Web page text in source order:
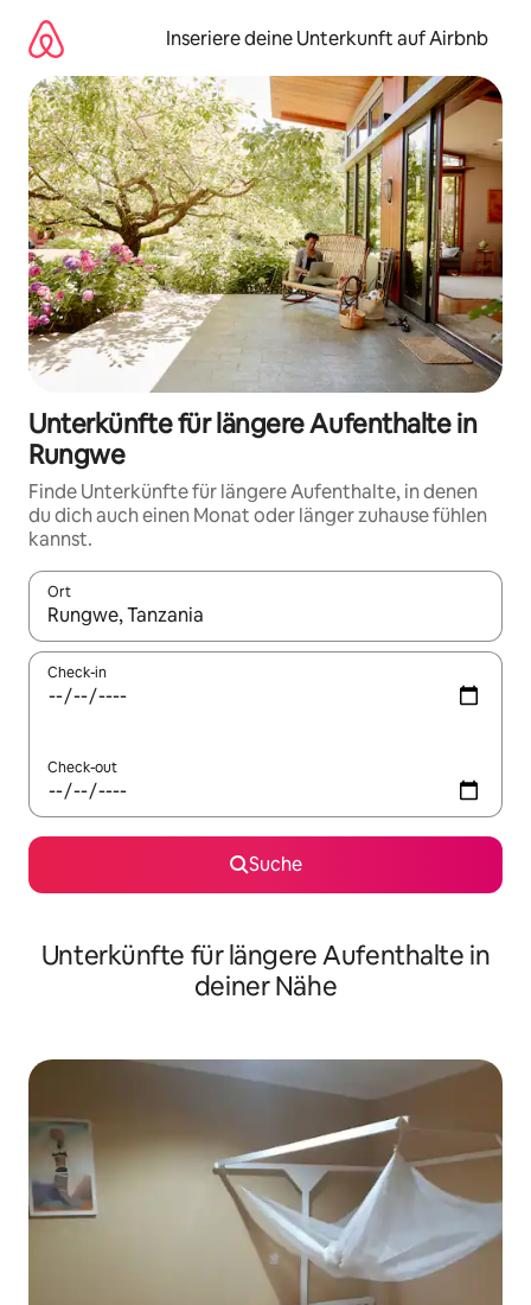
Inhalten
springen
Inseriere deine Unterkunft auf Airbnb
Unterkünfte für längere Aufenthalte in
Rungwe
Finde Unterkünfte für längere Aufenthalte, in denen
du dich auch einen Monat oder länger zuhause fühlen
kannst.
Ort
Wenn Ergebnisse verfügbar sind, navigiere mit den
Check-in
Check-out
Suche
Unterkünfte für längere Aufenthalte in
deiner Nähe